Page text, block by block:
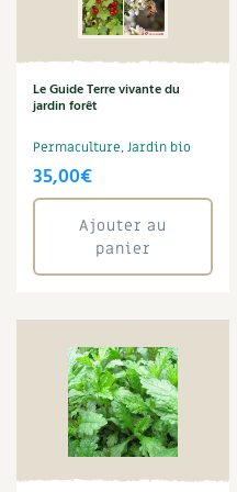
Carnets de saison
Actualités
Vidéos et podcasts
Tous au jardin ! avec Pascal
La vie secrète du jardin
Le Guide Terre vivante du
jardin forêt
Permaculture, Jardin bio
35,00€
Ajouter au
panier